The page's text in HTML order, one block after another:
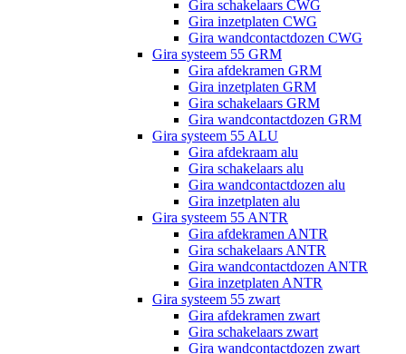
Gira schakelaars CWG
Gira inzetplaten CWG
Gira wandcontactdozen CWG
Gira systeem 55 GRM
Gira afdekramen GRM
Gira inzetplaten GRM
Gira schakelaars GRM
Gira wandcontactdozen GRM
Gira systeem 55 ALU
Gira afdekraam alu
Gira schakelaars alu
Gira wandcontactdozen alu
Gira inzetplaten alu
Gira systeem 55 ANTR
Gira afdekramen ANTR
Gira schakelaars ANTR
Gira wandcontactdozen ANTR
Gira inzetplaten ANTR
Gira systeem 55 zwart
Gira afdekramen zwart
Gira schakelaars zwart
Gira wandcontactdozen zwart